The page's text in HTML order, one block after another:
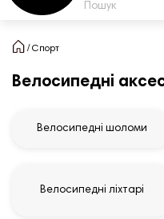
Спорт
Велосипедні
Велосипедні шоломи
Велосипедні ліхтарі